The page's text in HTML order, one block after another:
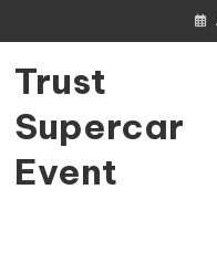
to
content
Trust
Supercar
Event